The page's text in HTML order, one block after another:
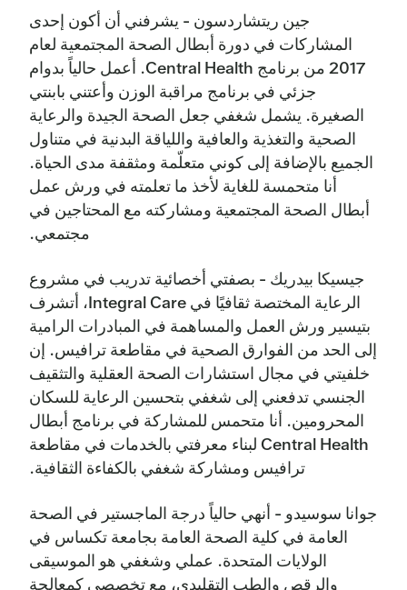
جين ريتشاردسون - يشرفني أن أكون إحدى
المشاركات في دورة أبطال الصحة المجتمعية لعام
2017 من برنامج Central Health. أعمل حالياً بدوام
جزئي في برنامج مراقبة الوزن وأعتني بابنتي
الصغيرة. يشمل شغفي جعل الصحة الجيدة والرعاية
الصحية والتغذية والعافية واللياقة البدنية في متناول
الجميع بالإضافة إلى كوني متعلّمة ومثقفة مدى الحياة.
أنا متحمسة للغاية لأخذ ما تعلمته في ورش عمل
أبطال الصحة المجتمعية ومشاركته مع المحتاجين في
مجتمعي.
جيسيكا بيدريك - بصفتي أخصائية تدريب في مشروع
الرعاية المختصة ثقافيًا في Integral Care، أتشرف
بتيسير ورش العمل والمساهمة في المبادرات الرامية
إلى الحد من الفوارق الصحية في مقاطعة ترافيس. إن
خلفيتي في مجال استشارات الصحة العقلية والتثقيف
الجنسي تدفعني إلى شغفي بتحسين الرعاية للسكان
المحرومين. أنا متحمس للمشاركة في برنامج أبطال
Central Health لبناء معرفتي بالخدمات في مقاطعة
ترافيس ومشاركة شغفي بالكفاءة الثقافية.
جوانا سوسيدو - أنهي حالياً درجة الماجستير في الصحة
العامة في كلية الصحة العامة بجامعة تكساس في
الولايات المتحدة. عملي وشغفي هو الموسيقى
والرقص والطب التقليدي، مع تخصصي كمعالجة